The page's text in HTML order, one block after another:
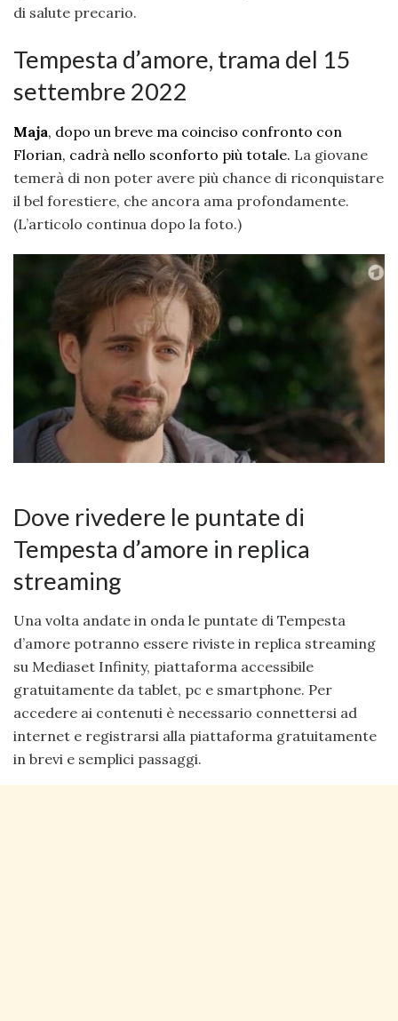
di salute precario.
Tempesta d’amore, trama del 15
settembre 2022
Maja, dopo un breve ma coinciso confronto con
Florian, cadrà nello sconforto più totale. La giovane
temerà di non poter avere più chance di riconquistare
il bel forestiere, che ancora ama profondamente.
(L’articolo continua dopo la foto.)
Dove rivedere le puntate di
Tempesta d’amore in replica
streaming
Una volta andate in onda le puntate di Tempesta
d’amore potranno essere riviste in replica streaming
su Mediaset Infinity, piattaforma accessibile
gratuitamente da tablet, pc e smartphone. Per
accedere ai contenuti è necessario connettersi ad
internet e registrarsi alla piattaforma gratuitamente
in brevi e semplici passaggi.